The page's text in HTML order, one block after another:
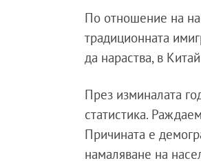
По отношение на
традиционната
да нараства, в
През изминалата
статистика.
Причината е
намаляване на